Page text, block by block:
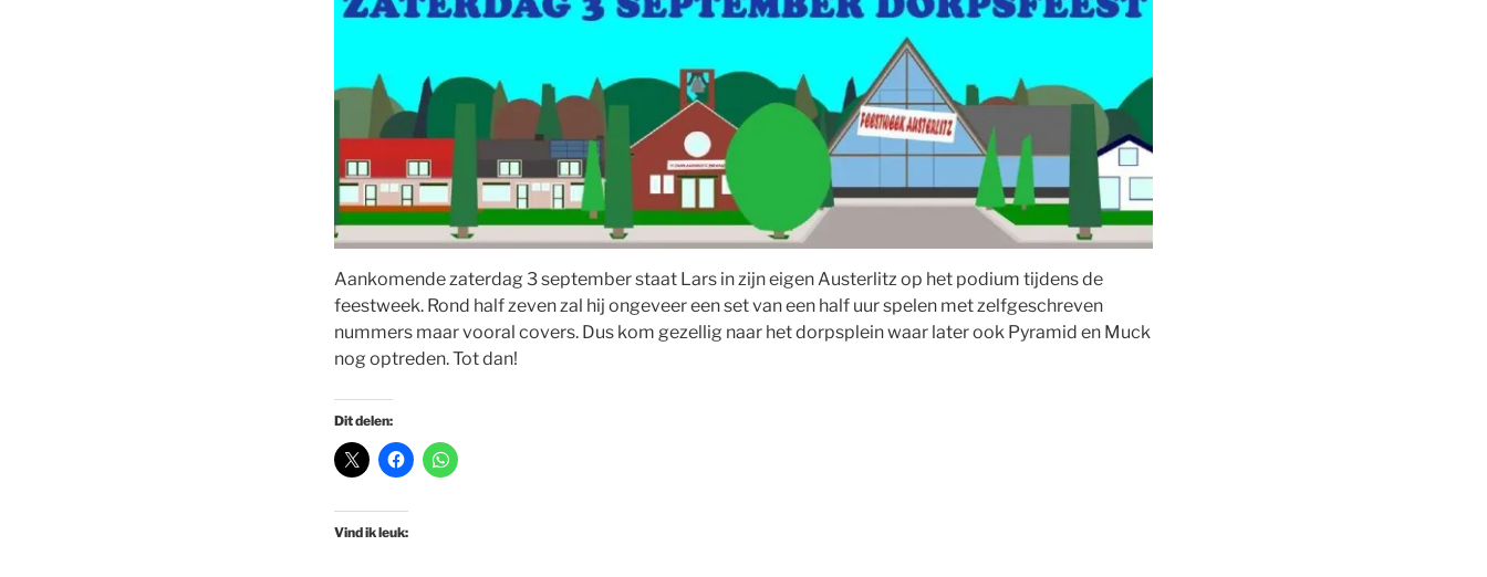
Aankomende zaterdag 3 september staat Lars in zijn eigen Austerlitz op het podium tijdens de
feestweek. Rond half zeven zal hij ongeveer een set van een half uur spelen met zelfgeschreven
nummers maar vooral covers. Dus kom gezellig naar het dorpsplein waar later ook Pyramid en Muck
nog optreden. Tot dan!
Dit delen:
Vind ik leuk: